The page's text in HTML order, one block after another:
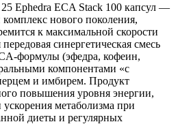
Ephedra ECA Stack 100 капсул —
нового поколения,
к максимальной скорости
синергетическая смесь
формулы (эфедра, кофеин,
компонентами «с
и имбирем. Продукт
повышения уровня энергии,
метаболизма при
диеты и регулярных